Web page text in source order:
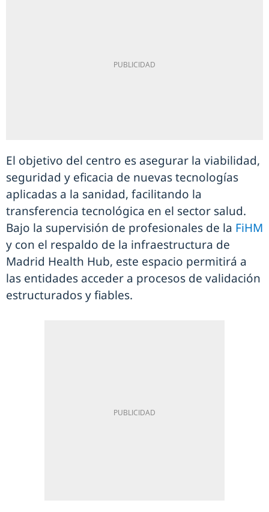
El objetivo del centro es asegurar la viabilidad,
seguridad y eficacia de nuevas tecnologías
aplicadas a la sanidad, facilitando la
transferencia tecnológica en el sector salud.
Bajo la supervisión de profesionales de la FiHM
y con el respaldo de la infraestructura de
Madrid Health Hub, este espacio permitirá a
las entidades acceder a procesos de validación
estructurados y fiables.